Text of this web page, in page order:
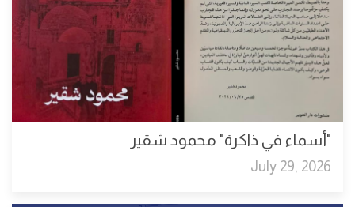
"أسماء في ذاكرة" محمود شقير
July 29, 2026